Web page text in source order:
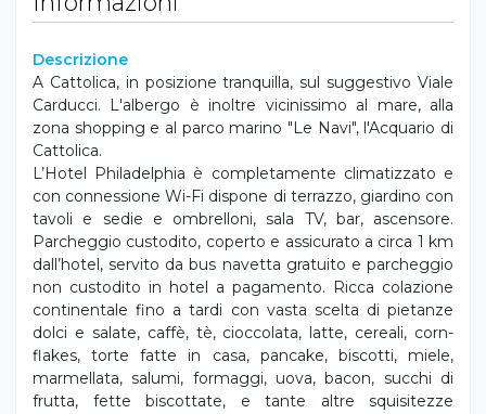
Descrizione
A Cattolica, in posizione tranquilla, sul suggestivo Viale
Carducci. L'albergo è inoltre vicinissimo al mare, alla
zona shopping e al parco marino "Le Navi", l'Acquario di
Cattolica.
L’Hotel Philadelphia è completamente climatizzato e
con connessione Wi-Fi dispone di terrazzo, giardino con
tavoli e sedie e ombrelloni, sala TV, bar, ascensore.
Parcheggio custodito, coperto e assicurato a circa 1 km
dall’hotel, servito da bus navetta gratuito e parcheggio
non custodito in hotel a pagamento. Ricca colazione
continentale fino a tardi con vasta scelta di pietanze
dolci e salate, caffè, tè, cioccolata, latte, cereali, corn-
flakes, torte fatte in casa, pancake, biscotti, miele,
marmellata, salumi, formaggi, uova, bacon, succhi di
frutta, fette biscottate, e tante altre squisitezze